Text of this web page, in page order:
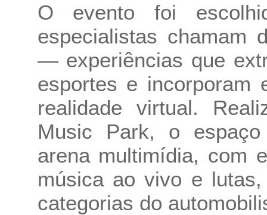
O evento foi
especialistas chamam
— experiências que
esportes e incorporam
realidade virtual.
Music Park, o
arena multimídia, com
música ao vivo e
categorias do